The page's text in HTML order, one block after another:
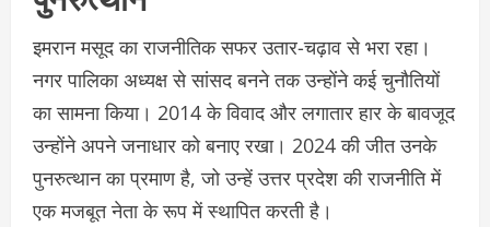
इमरान मसूद का राजनीतिक सफर उतार-चढ़ाव से भरा रहा।
नगर पालिका अध्यक्ष से सांसद बनने तक उन्होंने कई चुनौतियों
का सामना किया। 2014 के विवाद और लगातार हार के बावजूद
उन्होंने अपने जनाधार को बनाए रखा। 2024 की जीत उनके
पुनरुत्थान का प्रमाण है, जो उन्हें उत्तर प्रदेश की राजनीति में
एक मजबूत नेता के रूप में स्थापित करती है।